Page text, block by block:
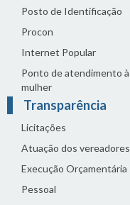
Posto de Identificação
Procon
Internet Popular
Ponto de atendimento à
mulher
Transparência
Licitações
Atuação dos vereadores
Execução Orçamentária
Pessoal